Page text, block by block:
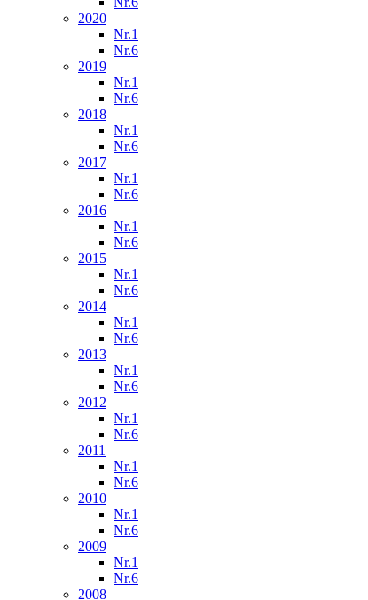
2020
Nr.1
Nr.6
2019
Nr.1
Nr.6
2018
Nr.1
Nr.6
2017
Nr.1
Nr.6
2016
Nr.1
Nr.6
2015
Nr.1
Nr.6
2014
Nr.1
Nr.6
2013
Nr.1
Nr.6
2012
Nr.1
Nr.6
2011
Nr.1
Nr.6
2010
Nr.1
Nr.6
2009
Nr.1
Nr.6
2008